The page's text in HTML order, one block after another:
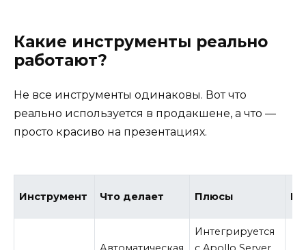
Какие инструменты реально
работают?
Не все инструменты одинаковы. Вот что
реально используется в продакшене, а что —
просто красиво на презентациях.
Инструмент Что делает Плюсы
Интегрируется